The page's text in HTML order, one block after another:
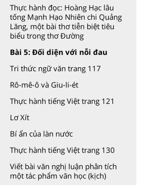
Thực hành đọc: Hoàng Hạc lâu
tống Mạnh Hạo Nhiên chi Quảng
Lăng, một bài thơ tiễn biệt tiêu
biểu trong thơ Đường
Bài 5: Đối diện với nỗi đau
Tri thức ngữ văn trang 117
Rô-mê-ô và Giu-li-ét
Thực hành tiếng Việt trang 121
Lơ Xít
Bí ẩn của làn nước
Thực hành tiếng Việt trang 130
Viết bài văn nghị luận phân tích
một tác phẩm văn học (kịch)